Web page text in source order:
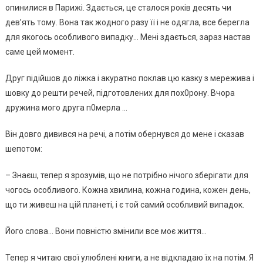
опинилися в Парижі. Здається, це сталося років десять чи
дев’ять тому. Вона так жодного разу її і не одягла, все берегла
для якогось особливого випадку… Мені здається, зараз настав
саме цей момент.
Друг підійшов до ліжка і акуратно поклав цю казку з мережива і
шовку до решти речей, підготовлених для пох0poну. Вчора
дружина мого друга п0мepла …
Він довго дивився на речі, а потім обернувся до мене і сказав
шепотом:
– Знаєш, тепер я зрозумів, що не потрібно нічого зберігати для
чогось особливого. Кожна хвилина, кожна година, кожен день,
що ти живеш на цій планеті, і є той самий особливий випадок.
Його слова… Вони повністю змінили все моє життя…
Тепер я читаю свої улюблені книги, а не відкладаю їх на потім. Я